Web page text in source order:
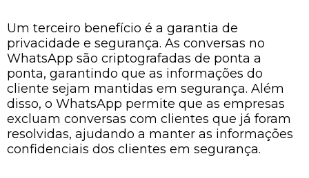
Um terceiro benefício é a garantia de
privacidade e segurança. As conversas no
WhatsApp são criptografadas de ponta a
ponta, garantindo que as informações do
cliente sejam mantidas em segurança. Além
disso, o WhatsApp permite que as empresas
excluam conversas com clientes que já foram
resolvidas, ajudando a manter as informações
confidenciais dos clientes em segurança.